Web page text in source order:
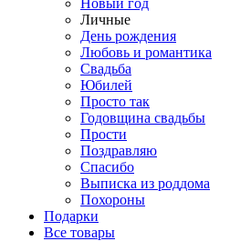
Новый год
Личные
День рождения
Любовь и романтика
Свадьба
Юбилей
Просто так
Годовщина свадьбы
Прости
Поздравляю
Спасибо
Выписка из роддома
Похороны
Подарки
Все товары